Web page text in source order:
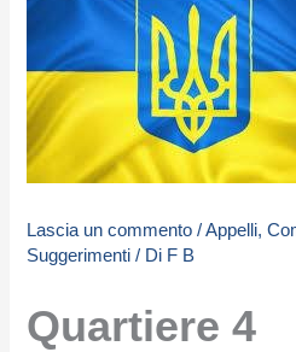
Lascia un commento /Appelli,
Suggerimenti / Di F B
Quartiere 4